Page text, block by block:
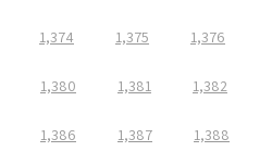
1,374 1,375 1,376
1,380 1,381 1,382
1,386 1,387 1,388